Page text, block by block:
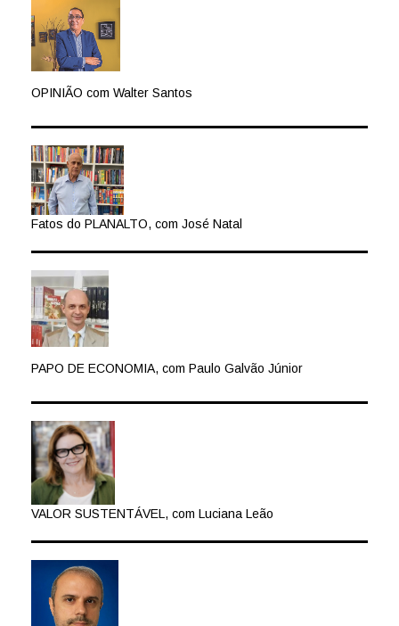
OPINIÃO com Walter Santos
Fatos do PLANALTO, com José Natal
PAPO DE ECONOMIA, com Paulo Galvão Júnior
VALOR SUSTENTÁVEL, com Luciana Leão